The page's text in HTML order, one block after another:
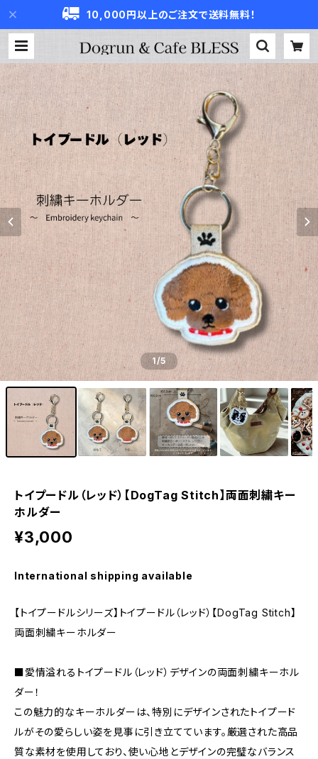
10,000円以上のご注文で送料無料！
1/5
トイプードル（レッド）【DogTag Stitch】両面刺繍キー
ホルダー
¥3,000
International shipping available
【トイプードルシリーズ】トイプードル（レッド）【DogTag Stitch】
両面刺繍キーホルダー
■愛情溢れるトイプードル（レッド）デザインの両面刺繍キーホル
ダー！
この魅力的なキーホルダーは、特別にデザインされたトイプード
ルがその愛らしい姿を見事に引き立てています。厳選された高品
質な素材を使用しており、使い心地とデザインの完璧なバランス